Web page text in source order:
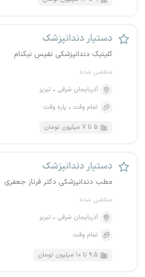
دستیار دندانپزشک
کلینیک دندانپزشکی نفیس نیکنام
منقضی شده
آذربایجان شرقی
تبریز
تمام وقت
پاره وقت
۵ تا ۷ میلیون تومان
دستیار دندانپزشک
مطب دندانپزشکی دکتر فرناز جعفری
منقضی شده
آذربایجان شرقی
تبریز
تمام وقت
۹.۵ تا ۱۰ میلیون تومان